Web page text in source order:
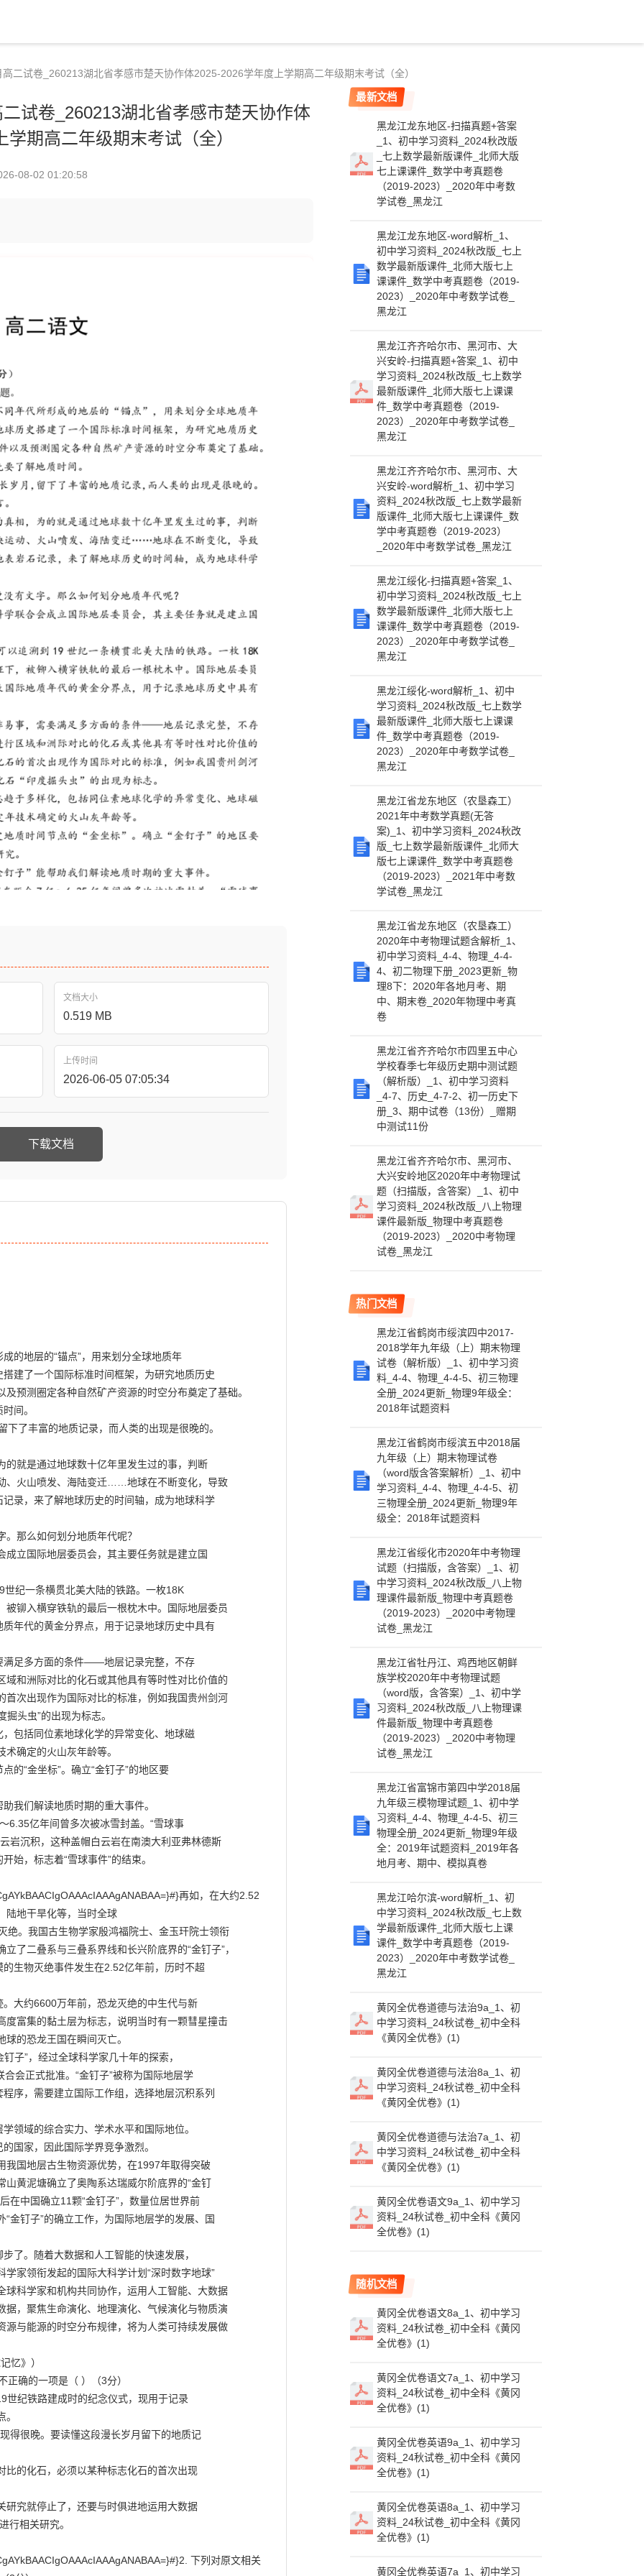
二试卷_260213湖北省孝感市楚天协作体2025-2026学年度上学期高二年级期末考试（全）
试卷_260213湖北省孝感市楚天协作体
期高二年级期末考试（全）
08-02 01:20:58
文档大小
0.519 MB
上传时间
2026-06-05 07:05:34
下载文档
最新文档
黑龙江龙东地区-扫描真题+答案
_1、初中学习资料_2024秋改版
_七上数学最新版课件_北师大版
七上课课件_数学中考真题卷
（2019-2023）_2020年中考数
学试卷_黑龙江
黑龙江龙东地区-word解析_1、
初中学习资料_2024秋改版_七上
数学最新版课件_北师大版七上
课课件_数学中考真题卷（2019-
2023）_2020年中考数学试卷_
黑龙江
黑龙江齐齐哈尔市、黑河市、大
兴安岭-扫描真题+答案_1、初中
学习资料_2024秋改版_七上数学
最新版课件_北师大版七上课课
件_数学中考真题卷（2019-
2023）_2020年中考数学试卷_
黑龙江
黑龙江齐齐哈尔市、黑河市、大
兴安岭-word解析_1、初中学习
资料_2024秋改版_七上数学最新
版课件_北师大版七上课课件_数
学中考真题卷（2019-2023）
_2020年中考数学试卷_黑龙江
黑龙江绥化-扫描真题+答案_1、
初中学习资料_2024秋改版_七上
数学最新版课件_北师大版七上
课课件_数学中考真题卷（2019-
2023）_2020年中考数学试卷_
黑龙江
黑龙江绥化-word解析_1、初中
学习资料_2024秋改版_七上数学
最新版课件_北师大版七上课课
件_数学中考真题卷（2019-
2023）_2020年中考数学试卷_
黑龙江
黑龙江省龙东地区（农垦森工）
2021年中考数学真题(无答
案)_1、初中学习资料_2024秋改
版_七上数学最新版课件_北师大
版七上课课件_数学中考真题卷
（2019-2023）_2021年中考数
学试卷_黑龙江
黑龙江省龙东地区（农垦森工）
2020年中考物理试题含解析_1、
初中学习资料_4-4、物理_4-4-
4、初二物理下册_2023更新_物
理8下：2020年各地月考、期
中、期末卷_2020年物理中考真
卷
黑龙江省齐齐哈尔市四里五中心
学校春季七年级历史期中测试题
（解析版）_1、初中学习资料
_4-7、历史_4-7-2、初一历史下
册_3、期中试卷（13份）_赠期
中测试11份
黑龙江省齐齐哈尔市、黑河市、
大兴安岭地区2020年中考物理试
题（扫描版，含答案）_1、初中
学习资料_2024秋改版_八上物理
课件最新版_物理中考真题卷
（2019-2023）_2020中考物理
试卷_黑龙江
热门文档
黑龙江省鹤岗市绥滨四中2017-
2018学年九年级（上）期末物理
试卷（解析版）_1、初中学习资
料_4-4、物理_4-4-5、初三物理
全册_2024更新_物理9年级全：
2018年试题资料
黑龙江省鹤岗市绥滨五中2018届
九年级（上）期末物理试卷
（word版含答案解析）_1、初中
学习资料_4-4、物理_4-4-5、初
三物理全册_2024更新_物理9年
级全：2018年试题资料
黑龙江省绥化市2020年中考物理
试题（扫描版，含答案）_1、初
中学习资料_2024秋改版_八上物
理课件最新版_物理中考真题卷
（2019-2023）_2020中考物理
试卷_黑龙江
黑龙江省牡丹江、鸡西地区朝鲜
族学校2020年中考物理试题
（word版，含答案）_1、初中学
习资料_2024秋改版_八上物理课
件最新版_物理中考真题卷
（2019-2023）_2020中考物理
试卷_黑龙江
黑龙江省富锦市第四中学2018届
九年级三模物理试题_1、初中学
习资料_4-4、物理_4-4-5、初三
物理全册_2024更新_物理9年级
全：2019年试题资料_2019年各
地月考、期中、模拟真卷
黑龙江哈尔滨-word解析_1、初
中学习资料_2024秋改版_七上数
学最新版课件_北师大版七上课
课件_数学中考真题卷（2019-
2023）_2020年中考数学试卷_
黑龙江
黄冈全优卷道德与法治9a_1、初
中学习资料_24秋试卷_初中全科
《黄冈全优卷》(1)
黄冈全优卷道德与法治8a_1、初
中学习资料_24秋试卷_初中全科
《黄冈全优卷》(1)
黄冈全优卷道德与法治7a_1、初
中学习资料_24秋试卷_初中全科
《黄冈全优卷》(1)
黄冈全优卷语文9a_1、初中学习
资料_24秋试卷_初中全科《黄冈
全优卷》(1)
随机文档
黄冈全优卷语文8a_1、初中学习
资料_24秋试卷_初中全科《黄冈
全优卷》(1)
黄冈全优卷语文7a_1、初中学习
资料_24秋试卷_初中全科《黄冈
全优卷》(1)
黄冈全优卷英语9a_1、初中学习
资料_24秋试卷_初中全科《黄冈
全优卷》(1)
黄冈全优卷英语8a_1、初中学习
资料_24秋试卷_初中全科《黄冈
全优卷》(1)
黄冈全优卷英语7a_1、初中学习